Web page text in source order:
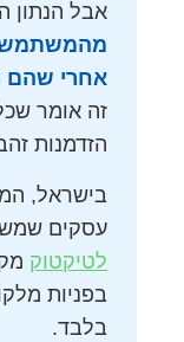
אבל הנתון
אחרי שהם
זה אומר
הזדמנות
בישראל,
עסקים
לטיקטוק
בלבד.